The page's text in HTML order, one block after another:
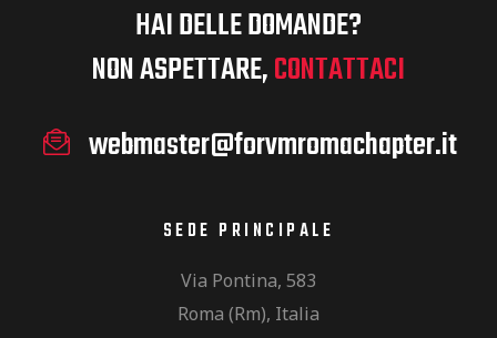
HAI DELLE DOMANDE?
NON ASPETTARE,CONTATTACI
webmaster@forvmromachapter.it
SEDE PRINCIPALE
Via Pontina, 583
Roma (Rm), Italia